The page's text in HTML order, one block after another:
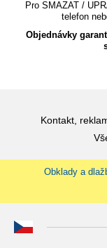
Pro SMAZAT /
telefon
Objednávky
Kontakt,
Obklady a